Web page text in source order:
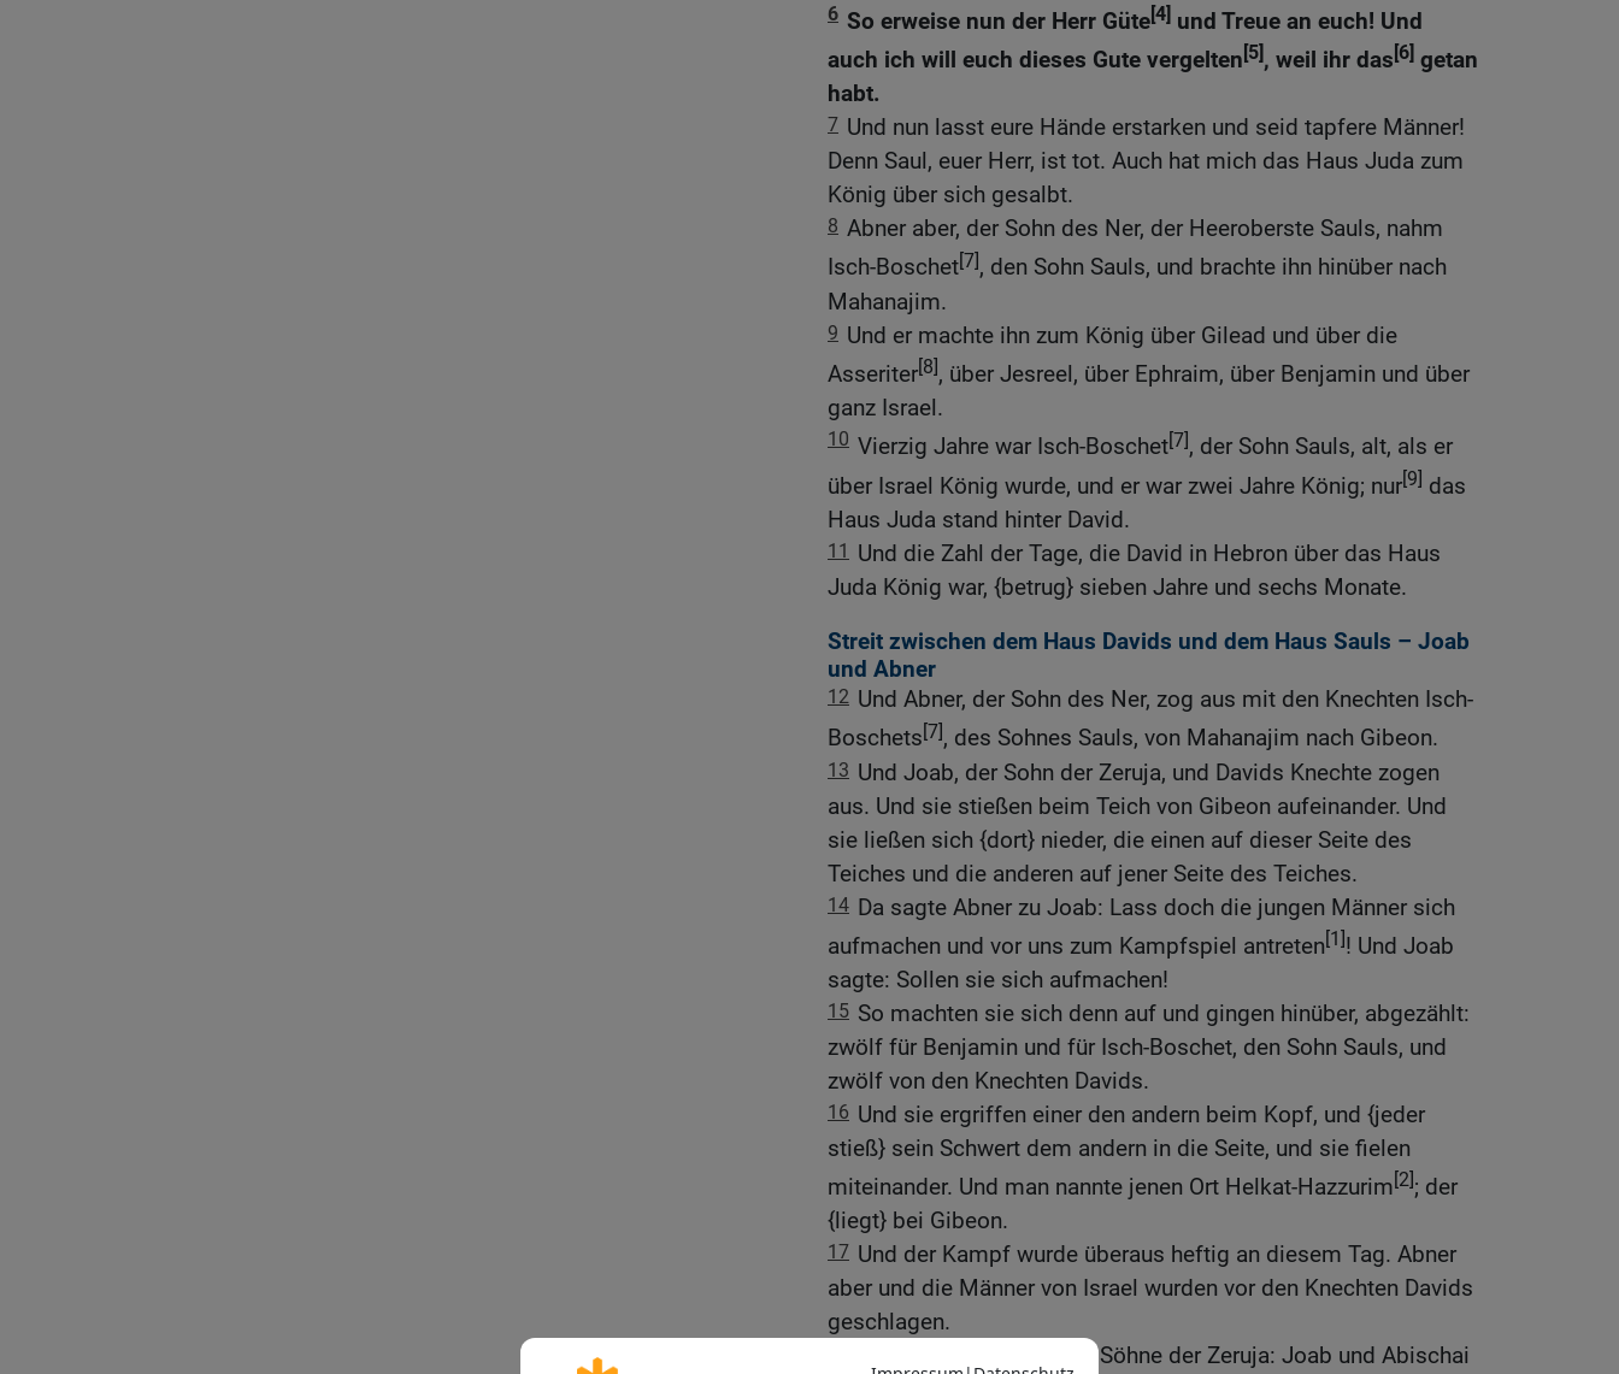
6 So erweise nun der Herr Güte[4] und Treue an euch! Und
auch ich will euch dieses Gute vergelten [5], weil ihr das [6] getan
habt.
7 Und nun lasst eure Hände erstarken und seid tapfere Männer!
Denn Saul, euer Herr, ist tot. Auch hat mich das Haus Juda zum
König über sich gesalbt.
8 Abner aber, der Sohn des Ner, der Heeroberste Sauls, nahm
Isch-Boschet[7], den Sohn Sauls, und brachte ihn hinüber nach
Mahanajim.
9 Und er machte ihn zum König über Gilead und über die
Asseriter[8], über Jesreel, über Ephraim, über Benjamin und über
ganz Israel.
10 Vierzig Jahre war Isch-Boschet[7], der Sohn Sauls, alt, als er
über Israel König wurde, und er war zwei Jahre König; nur[9] das
Haus Juda stand hinter David.
11 Und die Zahl der Tage, die David in Hebron über das Haus
Juda König war, {betrug} sieben Jahre und sechs Monate.
Streit zwischen dem Haus Davids und dem Haus Sauls – Joab
und Abner
12 Und Abner, der Sohn des Ner, zog aus mit den Knechten Isch-
Boschets[7], des Sohnes Sauls, von Mahanajim nach Gibeon.
13 Und Joab, der Sohn der Zeruja, und Davids Knechte zogen
aus. Und sie stießen beim Teich von Gibeon aufeinander. Und
sie ließen sich {dort} nieder, die einen auf dieser Seite des
Teiches und die anderen auf jener Seite des Teiches.
14 Da sagte Abner zu Joab: Lass doch die jungen Männer sich
aufmachen und vor uns zum Kampfspiel antreten[1]! Und Joab
sagte: Sollen sie sich aufmachen!
15 So machten sie sich denn auf und gingen hinüber, abgezählt:
zwölf für Benjamin und für Isch-Boschet, den Sohn Sauls, und
zwölf von den Knechten Davids.
16 Und sie ergriffen einer den andern beim Kopf, und {jeder
stieß} sein Schwert dem andern in die Seite, und sie fielen
miteinander. Und man nannte jenen Ort Helkat-Hazzurim[2]; der
{liegt} bei Gibeon.
17 Und der Kampf wurde überaus heftig an diesem Tag. Abner
aber und die Männer von Israel wurden vor den Knechten Davids
geschlagen.
Nun waren dort die drei Söhne der Zeruja: Joab und Abischai